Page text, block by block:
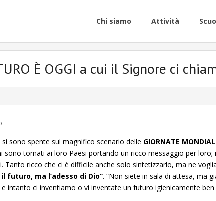
Chi siamo Attività
È OGGI a cui il Signore ci
si sono spente sul magnifico scenario delle GIORNATE
sono tornati ai loro Paesi portando un ricco messaggio per
Tanto ricco che ci è difficile anche solo sintetizzarlo, ma ne
futuro, ma l’adesso di Dio”. “Non siete in sala di attesa, ma
intanto ci inventiamo o vi inventate un futuro igienicamente